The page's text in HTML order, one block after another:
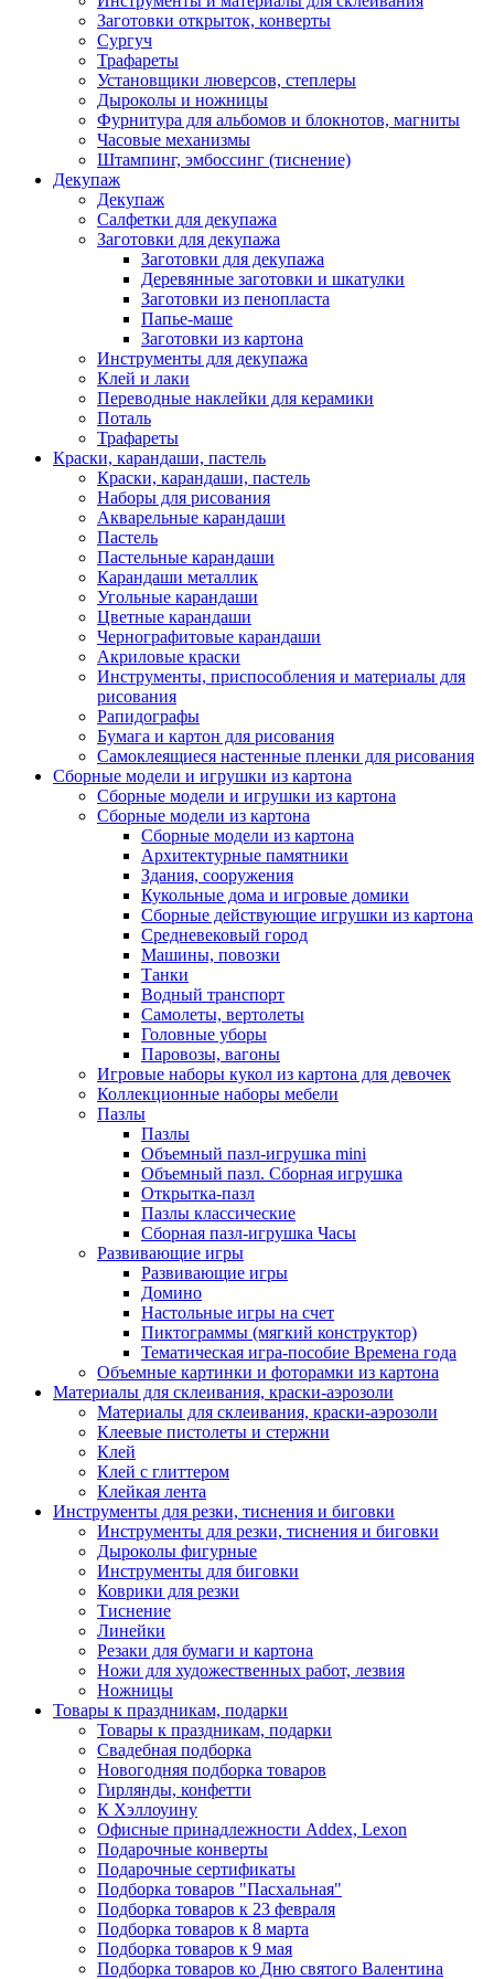
Заготовки открыток, конверты
Сургуч
Трафареты
Установщики люверсов, степлеры
Дыроколы и ножницы
Фурнитура для альбомов и блокнотов, магниты
Часовые механизмы
Штампинг, эмбоссинг (тиснение)
Декупаж
Декупаж
Салфетки для декупажа
Заготовки для декупажа
Заготовки для декупажа
Деревянные заготовки и шкатулки
Заготовки из пенопласта
Папье-маше
Заготовки из картона
Инструменты для декупажа
Клей и лаки
Переводные наклейки для керамики
Поталь
Трафареты
Краски, карандаши, пастель
Краски, карандаши, пастель
Наборы для рисования
Акварельные карандаши
Пастель
Пастельные карандаши
Карандаши металлик
Угольные карандаши
Цветные карандаши
Чернографитовые карандаши
Акриловые краски
Инструменты, приспособления и материалы для
рисования
Рапидографы
Бумага и картон для рисования
Самоклеящиеся настенные пленки для рисования
Сборные модели и игрушки из картона
Сборные модели и игрушки из картона
Сборные модели из картона
Сборные модели из картона
Архитектурные памятники
Здания, сооружения
Кукольные дома и игровые домики
Сборные действующие игрушки из картона
Средневековый город
Машины, повозки
Танки
Водный транспорт
Самолеты, вертолеты
Головные уборы
Паровозы, вагоны
Игровые наборы кукол из картона для девочек
Коллекционные наборы мебели
Пазлы
Пазлы
Объемный пазл-игрушка mini
Объемный пазл. Сборная игрушка
Открытка-пазл
Пазлы классические
Сборная пазл-игрушка Часы
Развивающие игры
Развивающие игры
Домино
Настольные игры на счет
Пиктограммы (мягкий конструктор)
Тематическая игра-пособие Времена года
Объемные картинки и фоторамки из картона
Материалы для склеивания, краски-аэрозоли
Материалы для склеивания, краски-аэрозоли
Клеевые пистолеты и стержни
Клей
Клей с глиттером
Клейкая лента
Инструменты для резки, тиснения и биговки
Инструменты для резки, тиснения и биговки
Дыроколы фигурные
Инструменты для биговки
Коврики для резки
Тиснение
Линейки
Резаки для бумаги и картона
Ножи для художественных работ, лезвия
Ножницы
Товары к праздникам, подарки
Товары к праздникам, подарки
Свадебная подборка
Новогодняя подборка товаров
Гирлянды, конфетти
К Хэллоуину
Офисные принадлежности Addex, Lexon
Подарочные конверты
Подарочные сертификаты
Подборка товаров "Пасхальная"
Подборка товаров к 23 февраля
Подборка товаров к 8 марта
Подборка товаров к 9 мая
Подборка товаров ко Дню святого Валентина